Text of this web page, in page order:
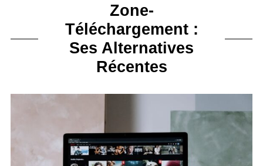
Zone-
Téléchargement :
Ses Alternatives
Récentes